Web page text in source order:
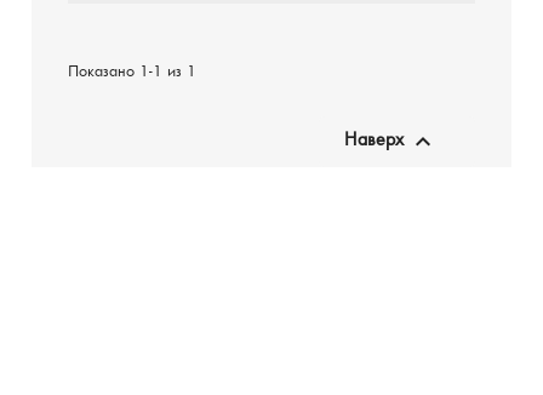
Показано 1-1 из 1
Наверх 